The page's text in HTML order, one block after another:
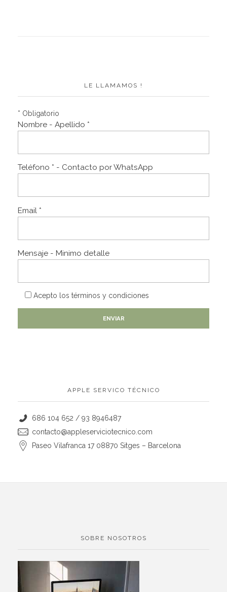
LE LLAMAMOS !
* Obligatorio
Nombre - Apellido *
Teléfono * - Contacto por WhatsApp
Email *
Mensaje - Minimo detalle
Acepto los términos y condiciones
APPLE SERVICO TÉCNICO
686 104 652 / 93 8946487
contacto@appleserviciotecnico.com
Paseo Vilafranca 17 08870 Sitges – Barcelona
SOBRE NOSOTROS